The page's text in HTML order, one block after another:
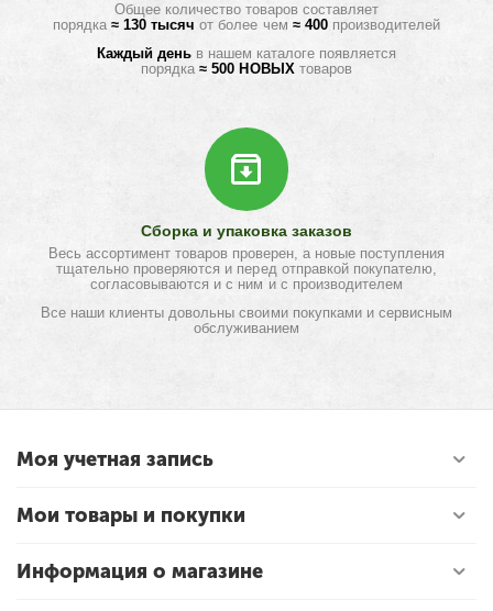
Общее количество товаров составляет
порядка≈ 130 тысяч от более чем ≈ 400 производителей
Каждый деньв нашем каталоге появляется
порядка≈ 500 НОВЫХ товаров
Сборка и упаковка заказов
Весь ассортимент товаров проверен, а новые поступления
тщательно проверяются и перед отправкой покупателю,
согласовываются и с ним и с производителем
Все наши клиенты довольны своими покупками и сервисным
обслуживанием
Моя учетная запись
Мои товары и покупки
Информация о магазине